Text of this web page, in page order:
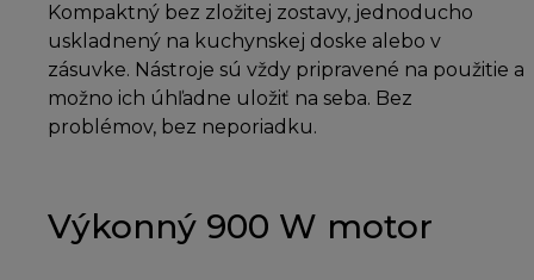
Kompaktný bez zložitej zostavy, jednoducho
uskladnený na kuchynskej doske alebo v
zásuvke. Nástroje sú vždy pripravené na použitie a
možno ich úhľadne uložiť na seba. Bez
problémov, bez neporiadku.
Výkonný 900 W motor